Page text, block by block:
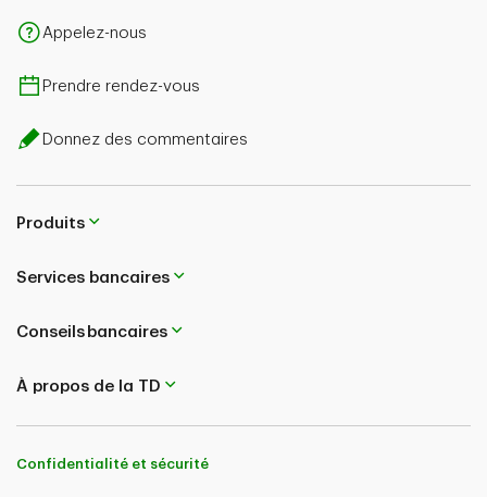
Appelez-nous
Prendre rendez-vous
Donnez des commentaires
Produits
Services bancaires
Conseils bancaires
À propos de la TD
Confidentialité et sécurité